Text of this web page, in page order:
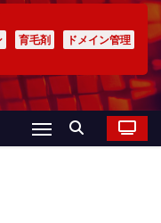
育毛剤
ドメイン管理